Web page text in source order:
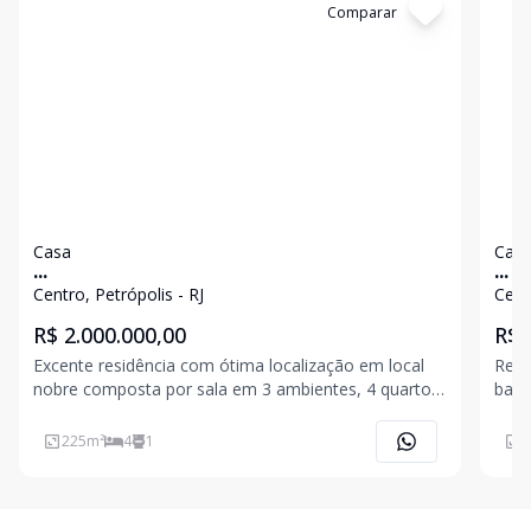
Comparar
Casa
...
Centro, Petrópolis - RJ
R$ 2.000.000,00
Excente residência com ótima localização em local
nobre composta por sala em 3 ambientes, 4 quartos,
cozinha, lavanderia, anexo com 2 quartos, jardim,
225m² 4 1
Casa
...
R$